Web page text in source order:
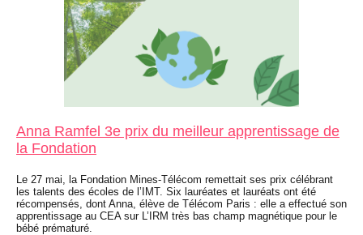
Anna Ramfel 3e prix du meilleur apprentissage de
la Fondation
Le 27 mai, la Fondation Mines-Télécom remettait ses prix célébrant
les talents des écoles de l’IMT. Six lauréates et lauréats ont été
récompensés, dont Anna, élève de Télécom Paris : elle a effectué son
apprentissage au CEA sur L’IRM très bas champ magnétique pour le
bébé prématuré.